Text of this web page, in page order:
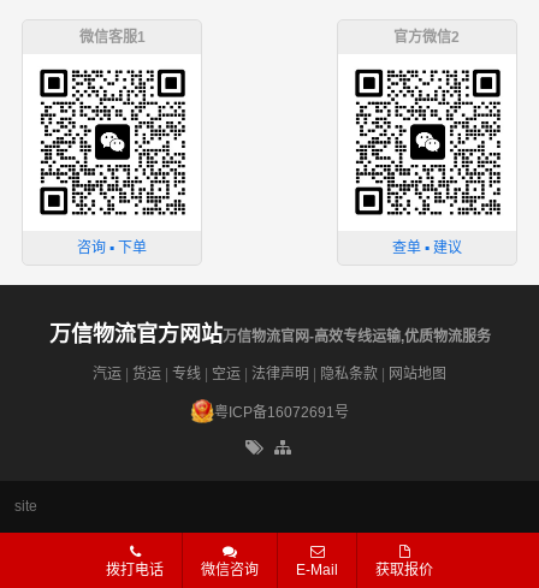
拨打电话 微信咨询 E-Mail 获取报价
微信客服1
咨询 ▪ 下单
官方微信2
查单 ▪ 建议
万信物流官方网站万信物流官网-高效专线运输,优质物流服务
汽运 货运 专线 空运 法律声明 隐私条款 网站地图
粤ICP备16072691号
site